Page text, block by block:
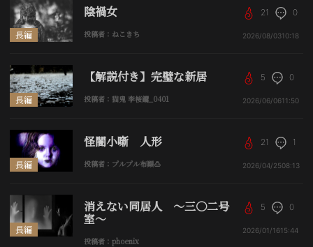
長編
陰禍女
投稿者：ねこきち
21 0
2026/08/0310:18
長編
【解説付き】完璧な新居
投稿者：猫鬼 李桜鑼_0401
5 0
2026/06/0611:50
長編
怪闇小噺 人形
投稿者：プルプル布顚🍮
21 1
2026/04/2508:13
長編
消えない同居人 〜三〇二号
室〜
投稿者：phoenix
5 0
2026/01/1615:44